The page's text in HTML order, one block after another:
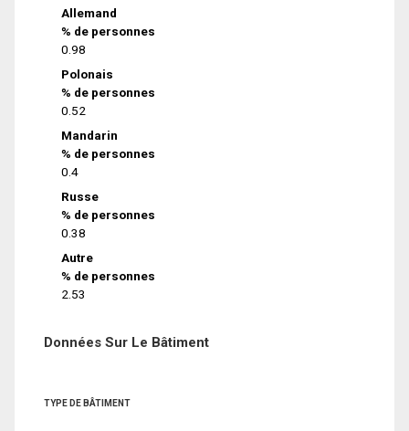
Allemand
% de personnes
0.98
Polonais
% de personnes
0.52
Mandarin
% de personnes
0.4
Russe
% de personnes
0.38
Autre
% de personnes
2.53
Données Sur Le Bâtiment
TYPE DE BÂTIMENT